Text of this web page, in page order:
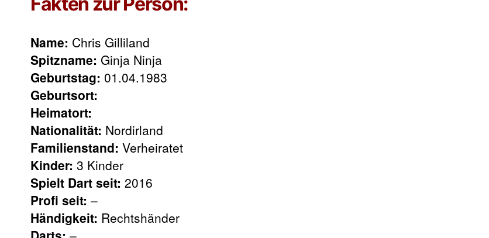
Name: Chris Gilliland
Spitzname: Ginja Ninja
Geburtstag: 01.04.1983
Geburtsort:
Heimatort:
Nationalität: Nordirland
Familienstand: Verheiratet
Kinder: 3 Kinder
Spielt Dart seit: 2016
Profi seit: –
Händigkeit: Rechtshänder